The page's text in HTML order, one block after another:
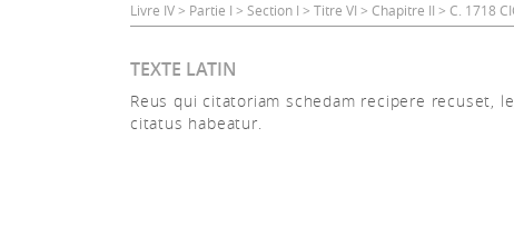
ConnexionLivre IV > Partie I > Section I > Titre VI > Chapitre II > C. 1718
TEXTE LATIN
Reus qui citatoriam schedam recipere recuset,
citatus habeatur.